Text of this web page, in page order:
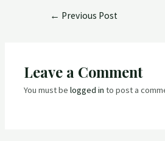
← Previous Post
Leave a Comment
You must belogged in to post a